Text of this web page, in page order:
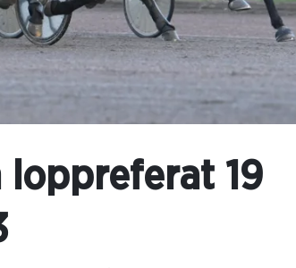
loppreferat 19